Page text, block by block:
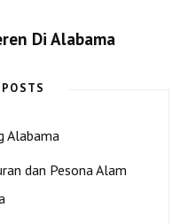
Di Alabama
Alabama
dan Pesona Alam